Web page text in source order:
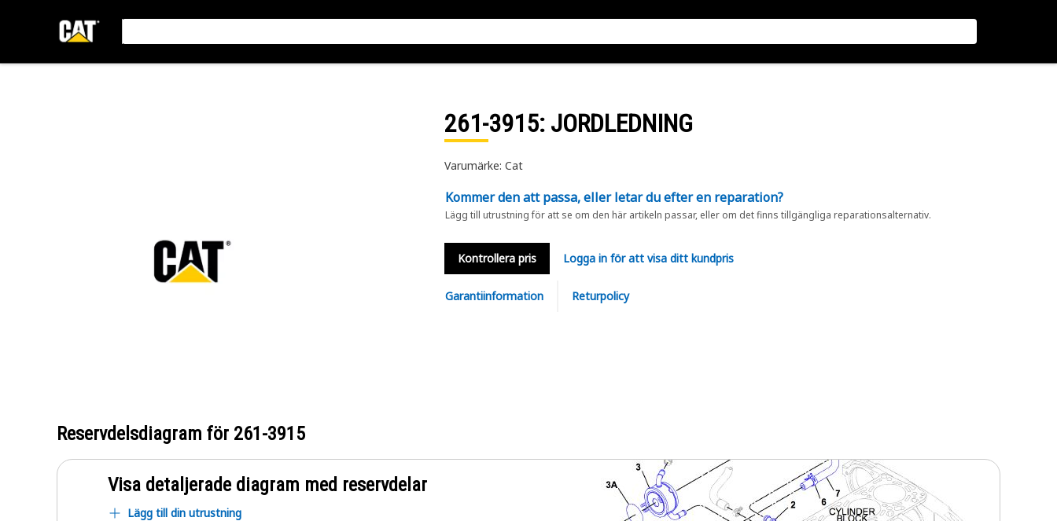
261-3915: JORDLEDNING
Varumärke: Cat
Kommer den att passa, eller letar du efter en reparation?
Lägg till utrustning för att se om den här artikeln passar, eller om det finns tillgängliga reparationsalternativ.
Kontrollera pris Logga in för att visa ditt kundpris
Garantiinformation Returpolicy
Reservdelsdiagram för 261-3915
Visa detaljerade diagram med reservdelar
Lägg till din utrustning